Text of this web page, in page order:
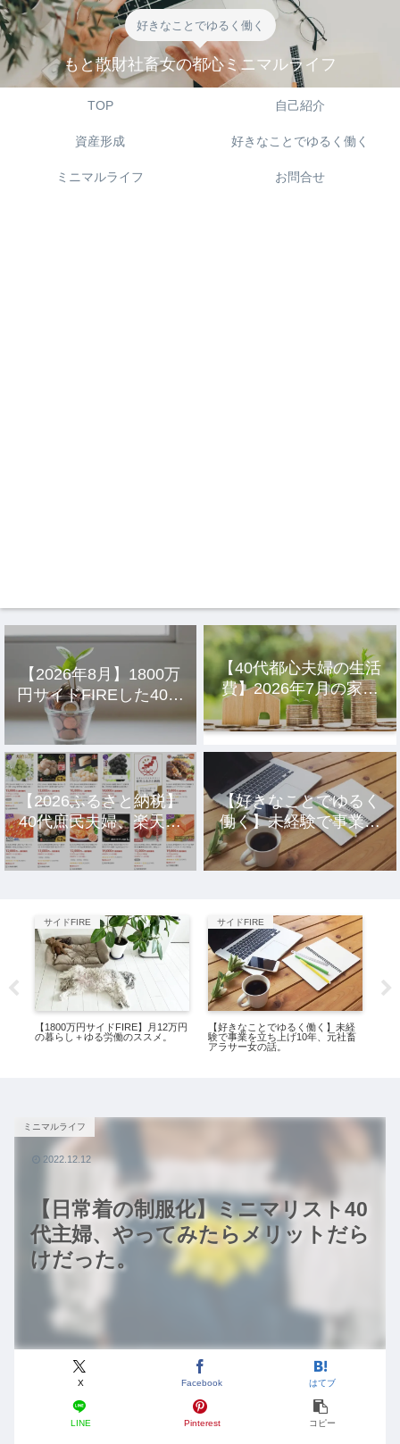
好きなことでゆるく働く
もと散財社畜女の都心ミニマルライフ
TOP 自己紹介
資産形成 好きなことでゆるく働く
ミニマルライフ お問合せ
【2026年8月】1800万
円サイドFIREした40代
主婦の投資結果公開
【40代都心夫婦の生活
費】2026年7月の家計
簿公開
【2026ふるさと納税】
40代庶民夫婦、楽天市
場のおすすめ返礼品10
選。
【好きなことでゆるく
働く】未経験で事業を
立ち上げ10年、元社畜
アラサー女の話。
サイドFIRE
【1800万円サイドFIRE】月12万円
の暮らし＋ゆる労働のススメ。
サイドFIRE
【好きなことでゆるく働く】未経
験で事業を立ち上げ10年、元社畜
アラサー女の話。
【日常着の制服化】ミニマリスト40
代主婦、やってみたらメリットだら
けだった。
ミニマルライフ
X Facebook はてブ
LINE Pinterest コピー
2022.12.12